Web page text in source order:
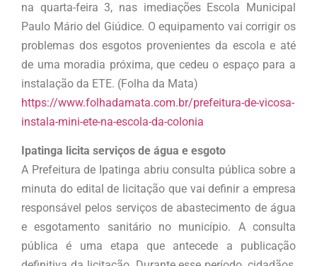
na quarta-feira 3, nas imediações Escola Municipal
Paulo Mário del Giúdice. O equipamento vai corrigir os
problemas dos esgotos provenientes da escola e até
de uma moradia próxima, que cedeu o espaço para a
instalação da ETE. (Folha da Mata)
https://www.folhadamata.com.br/prefeitura-de-vicosa-
instala-mini-ete-na-escola-da-colonia
Ipatinga licita serviços de água e esgoto
A Prefeitura de Ipatinga abriu consulta pública sobre a
minuta do edital de licitação que vai definir a empresa
responsável pelos serviços de abastecimento de água
e esgotamento sanitário no município. A consulta
pública é uma etapa que antecede a publicação